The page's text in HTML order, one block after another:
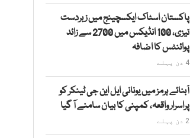
پاکستان اسٹاک ایکسچینج میں زبردست
تیزی، 100 انڈیکس میں 2700 سے زائد
پوائنٹس کا اضافہ
4 دن پہلے
آبنائے ہرمز میں یونانی ایل این جی ٹینکر کو
پراسرار واقعہ، کمپنی کا بیان سامنے آ گیا
2 دن پہلے